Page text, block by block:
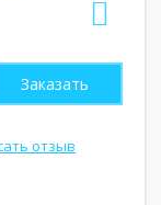
Заказать
отзыв